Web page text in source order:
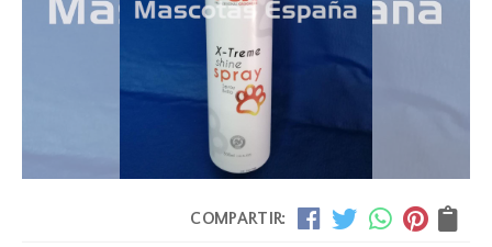
COMPARTIR: